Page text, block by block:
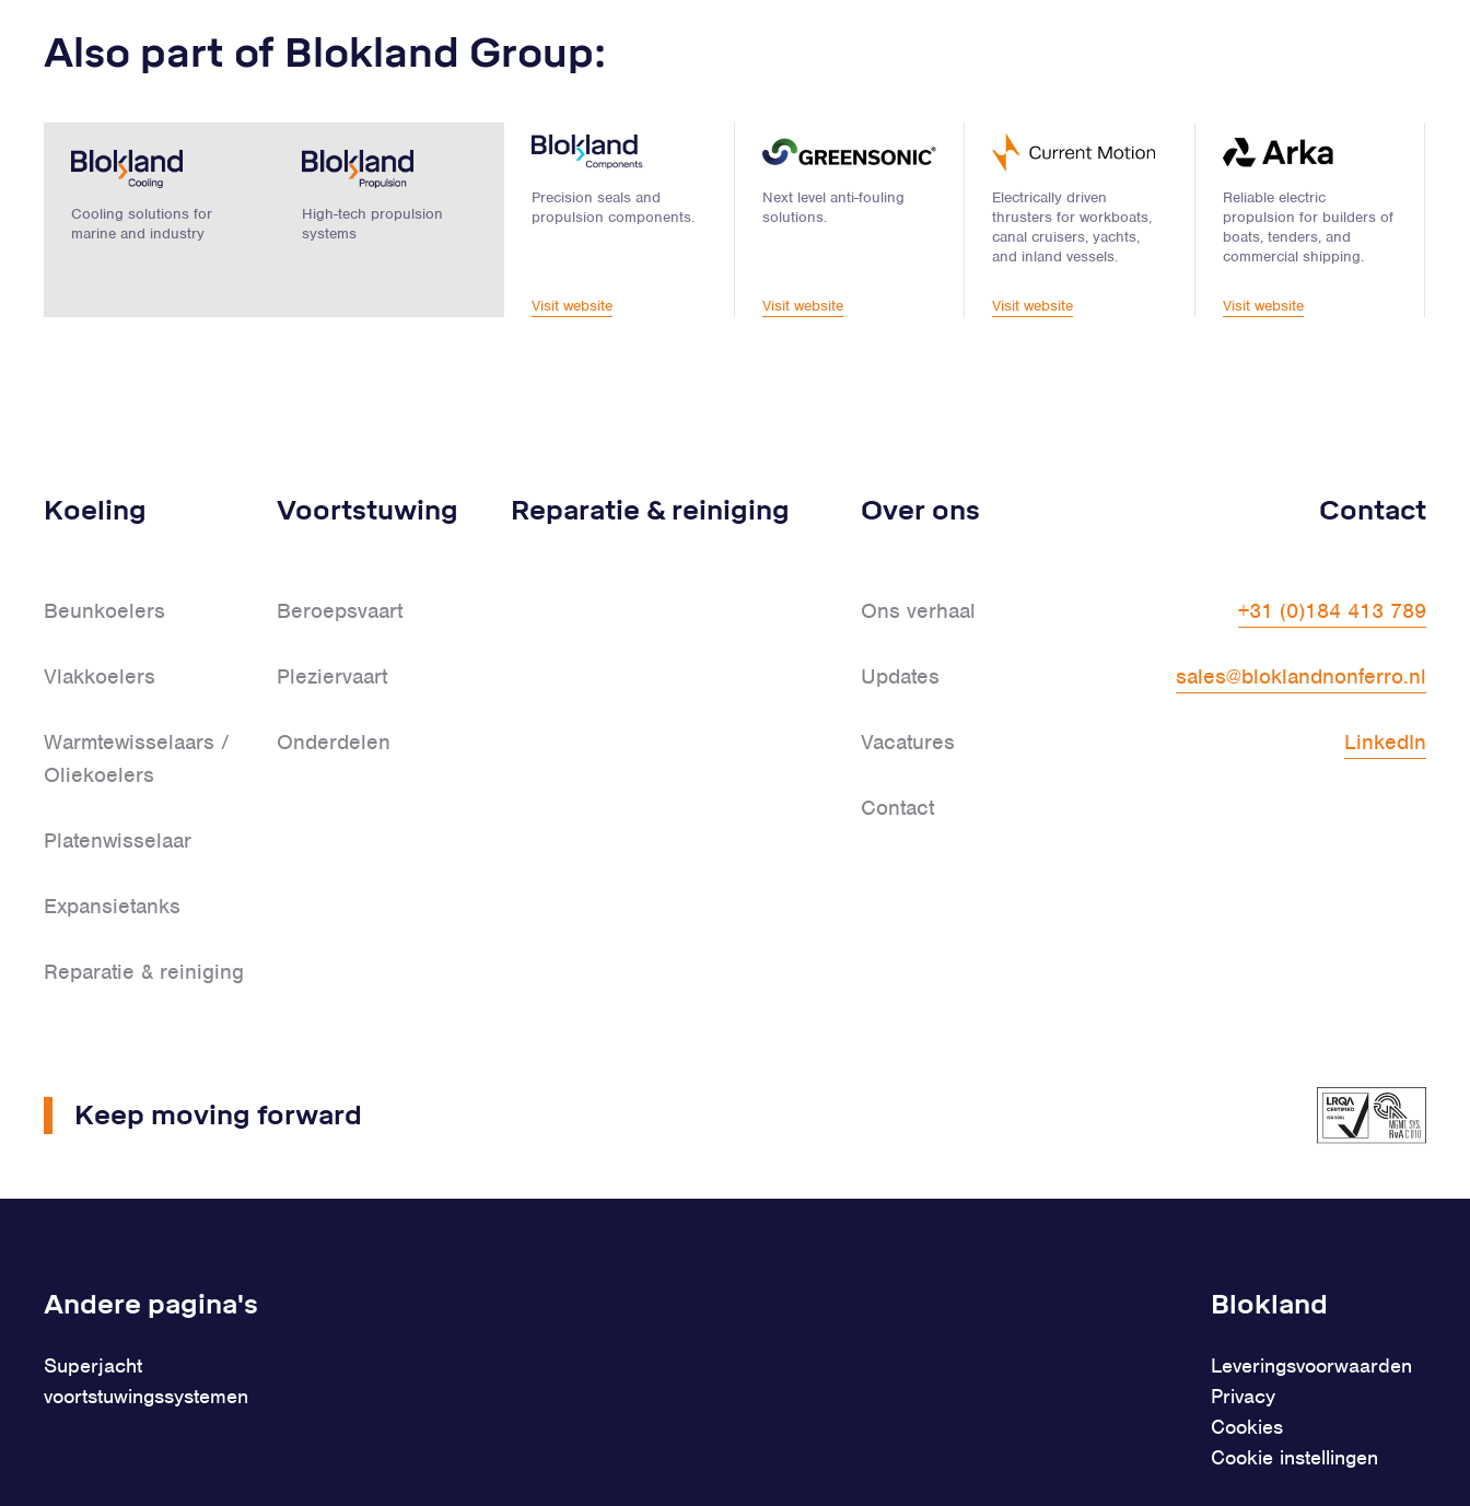
Also part of Blokland Group:
Cooling solutions for
marine and industry
High-tech propulsion
systems
Precision seals and
propulsion components.
Visit website
Next level anti-fouling
solutions.
Visit website
Electrically driven
thrusters for workboats,
canal cruisers, yachts,
and inland vessels.
Visit website
Reliable electric
propulsion for builders of
boats, tenders, and
commercial shipping.
Visit website
Koeling
Beunkoelers
Vlakkoelers
Warmtewisselaars /
Oliekoelers
Platenwisselaar
Expansietanks
Reparatie & reiniging
Voortstuwing
Beroepsvaart
Pleziervaart
Onderdelen
Reparatie & reiniging Over ons
Ons verhaal
Updates
Vacatures
Contact
Contact
+31 (0)184 413 789
sales@bloklandnonferro.nl
LinkedIn
Keep moving forward
Andere pagina's
Superjacht
voortstuwingssystemen
Blokland
Leveringsvoorwaarden
Privacy
Cookies
Cookie instellingen